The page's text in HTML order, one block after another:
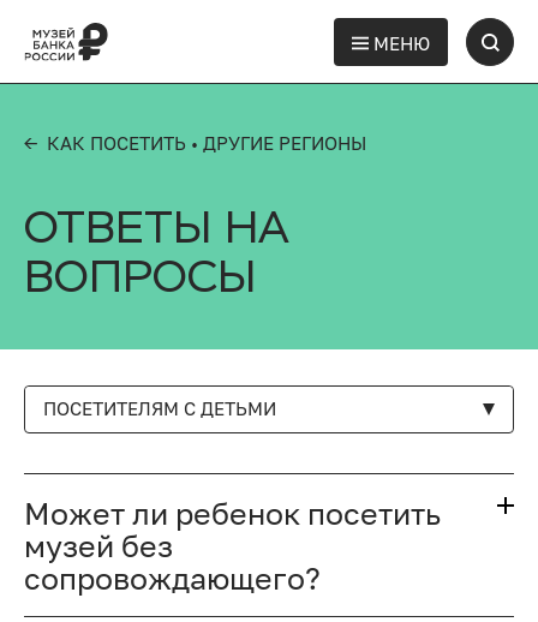
МЕНЮ
← КАК ПОСЕТИТЬ • ДРУГИЕ РЕГИОНЫ
ОТВЕТЫ НА
ВОПРОСЫ
ПОСЕТИТЕЛЯМ С ДЕТЬМИ
Может ли ребенок посетить
музей без
сопровождающего?